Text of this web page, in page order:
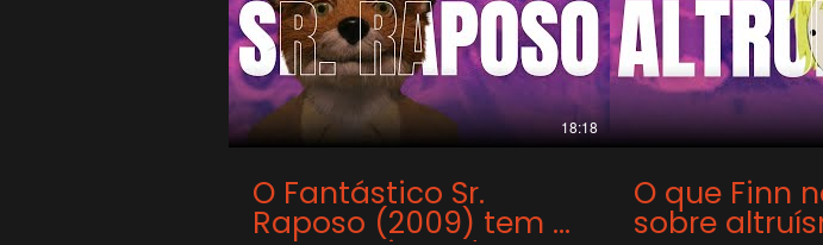
18:18
O Fantástico Sr.
Raposo (2009) tem a
O que Finn
sobre